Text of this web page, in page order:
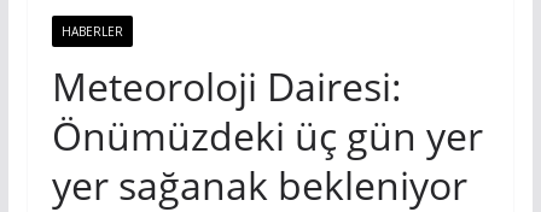
HABERLER
Meteoroloji Dairesi:
Önümüzdeki üç gün yer
yer sağanak bekleniyor